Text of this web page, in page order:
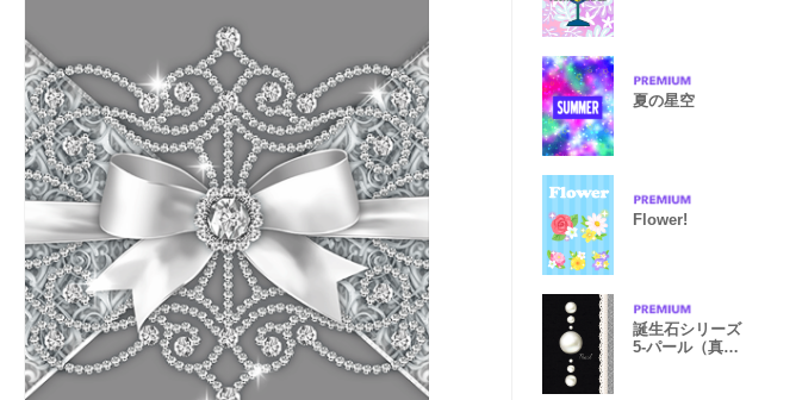
夏の星空
Flower!
誕生石シリーズ
5-パール（真